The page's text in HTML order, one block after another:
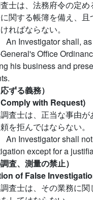
士は、法務府令の定め
関する帳簿を備え、
ればならない。
An Investigator shall,
Office
his business and
ずる義務）
with Request)
調査士は、正当な事由が
を拒んではならない。
An Investigator shall
except for a
調査、測量の禁止）
of False
調査士は、その業務に関